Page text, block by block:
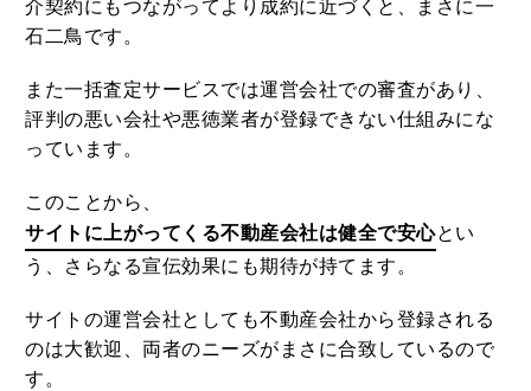
介契約にもつながってより成約に近づくと、まさに一
石二鳥です。
また一括査定サービスでは運営会社での審査があり、
評判の悪い会社や悪徳業者が登録できない仕組みにな
っています。
このことから、
サイトに上がってくる不動産会社は健全で安心とい
う、さらなる宣伝効果にも期待が持てます。
サイトの運営会社としても不動産会社から登録される
のは大歓迎、両者のニーズがまさに合致しているので
す。